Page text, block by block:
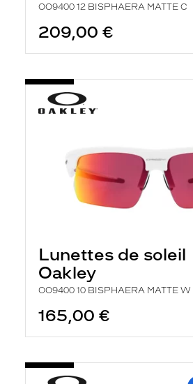
OO9400 12 BISPHAERA MATTE C
209,00 €
Lunettes de soleil
Oakley
OO9400 10 BISPHAERA MATTE W
165,00 €